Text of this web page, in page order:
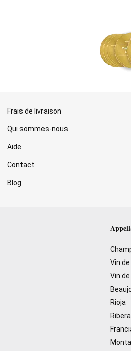
Frais de livraison
Qui sommes-nous
Aide
Contact
Blog
Vin
Vin
Rioja